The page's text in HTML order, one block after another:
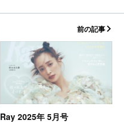
前の記事
Ray 2025年 5月号